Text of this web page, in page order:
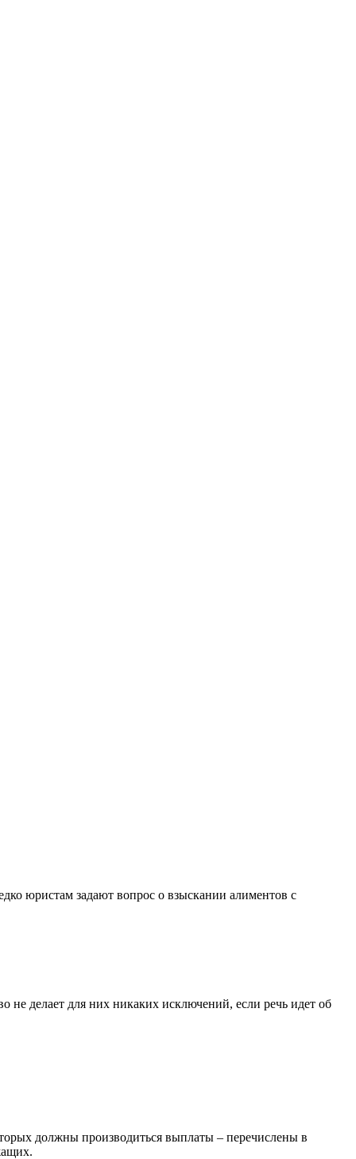
юристам задают вопрос о взыскании алиментов с
не делает для них никаких исключений, если речь идет об
должны производиться выплаты – перечислены в